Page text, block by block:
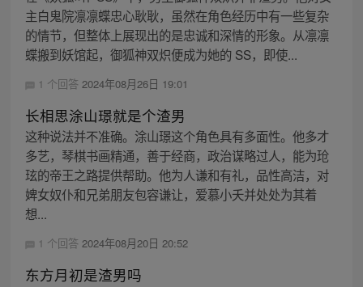
主白鬼院凛凛蝶忠心耿耿，虽然在角色经历中有一些复杂
的情节，但整体上展现出的是忠诚和深情的形象。从凛凛
蝶搬到妖馆起，御狐神双炽便成为她的 SS，即使...
1 个回答 2024年08月26日 19:01
长相思涂山璟就是个渣男
这种说法并不准确。涂山璟这个角色具有多面性。他多才
多艺，琴棋书画精通，善于经商，政治谋略过人，能为玱
玹的帝王之路提供帮助。他为人谦和有礼，品性高洁，对
婢女奴仆和兄弟朋友包容谦让，爱慕小夭并处处为其着
想...
1 个回答 2024年08月20日 20:52
东方月初是渣男吗